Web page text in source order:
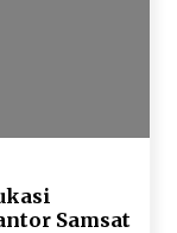
Samsat